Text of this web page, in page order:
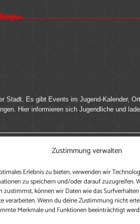
Zustimmung verwalten
Erlebnis zu bieten, verwenden wir
zu speichern und/oder darauf zuzugreifen.
zustimmst, können wir Daten wie das
verarbeiten. Wenn du deine Zustimmung nicht
Merkmale und Funktionen beeinträchtigt
Stadt. Es gibt Events im Jugend-Kalender,
Hier informieren sich Jugendliche und
teile deine Perspektive und
nutzen zu können, ein Profil anzulegen,